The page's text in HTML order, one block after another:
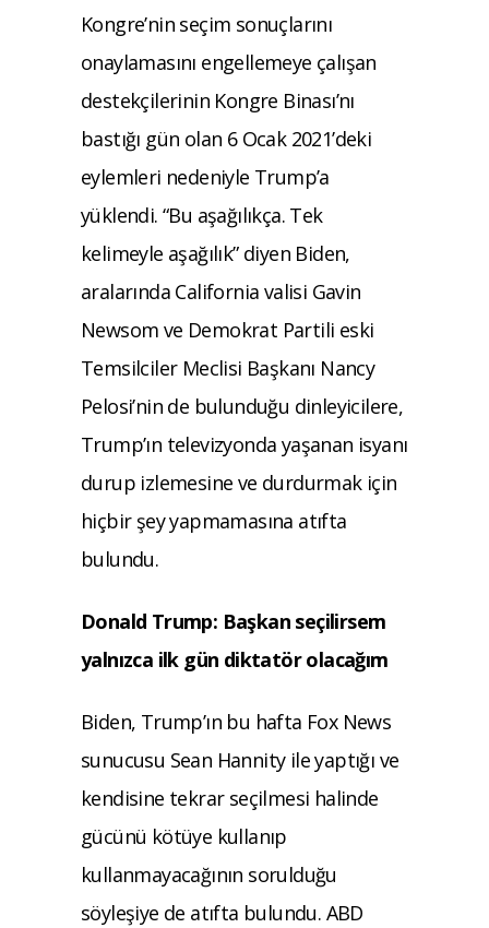
Kongre’nin seçim sonuçlarını
onaylamasını engellemeye çalışan
destekçilerinin Kongre Binası’nı
bastığı gün olan 6 Ocak 2021’deki
eylemleri nedeniyle Trump’a
yüklendi. “Bu aşağılıkça. Tek
kelimeyle aşağılık” diyen Biden,
aralarında California valisi Gavin
Newsom ve Demokrat Partili eski
Temsilciler Meclisi Başkanı Nancy
Pelosi’nin de bulunduğu dinleyicilere,
Trump’ın televizyonda yaşanan isyanı
durup izlemesine ve durdurmak için
hiçbir şey yapmamasına atıfta
bulundu.
Donald Trump: Başkan seçilirsem
yalnızca ilk gün diktatör olacağım
Biden, Trump’ın bu hafta Fox News
sunucusu Sean Hannity ile yaptığı ve
kendisine tekrar seçilmesi halinde
gücünü kötüye kullanıp
kullanmayacağının sorulduğu
söyleşiye de atıfta bulundu. ABD